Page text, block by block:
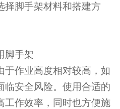
择脚手架材料和搭建方
脚手架
于作业高度相对较高，如
临安全风险。使用合适的
工作效率，同时也方便施